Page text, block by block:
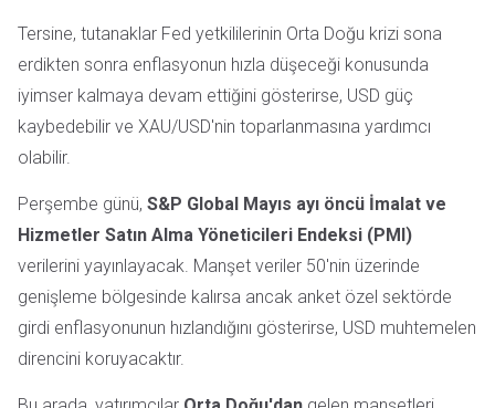
Tersine, tutanaklar Fed yetkililerinin Orta Doğu krizi sona
erdikten sonra enflasyonun hızla düşeceği konusunda
iyimser kalmaya devam ettiğini gösterirse, USD güç
kaybedebilir ve XAU/USD'nin toparlanmasına yardımcı
olabilir.
Perşembe günü, S&P Global Mayıs ayı öncü İmalat ve
Hizmetler Satın Alma Yöneticileri Endeksi (PMI)
verilerini yayınlayacak. Manşet veriler 50'nin üzerinde
genişleme bölgesinde kalırsa ancak anket özel sektörde
girdi enflasyonunun hızlandığını gösterirse, USD muhtemelen
direncini koruyacaktır.